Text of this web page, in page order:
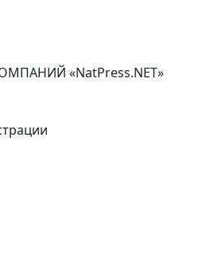
«NatPress.NET»